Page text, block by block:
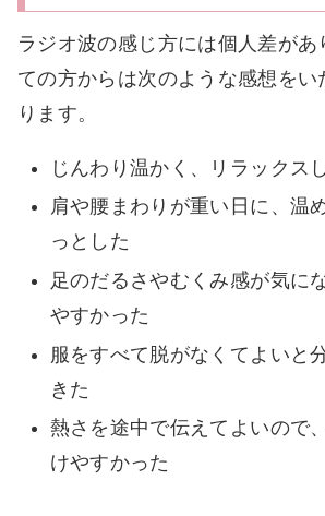
ラジオ波の感じ方には個人差があ
ての方からは次のような感想をい
ります。
じんわり温かく、リラックス
肩や腰まわりが重い日に、温
っとした
足のだるさやむくみ感が気に
やすかった
服をすべて脱がなくてよいと
きた
熱さを途中で伝えてよいので
けやすかった